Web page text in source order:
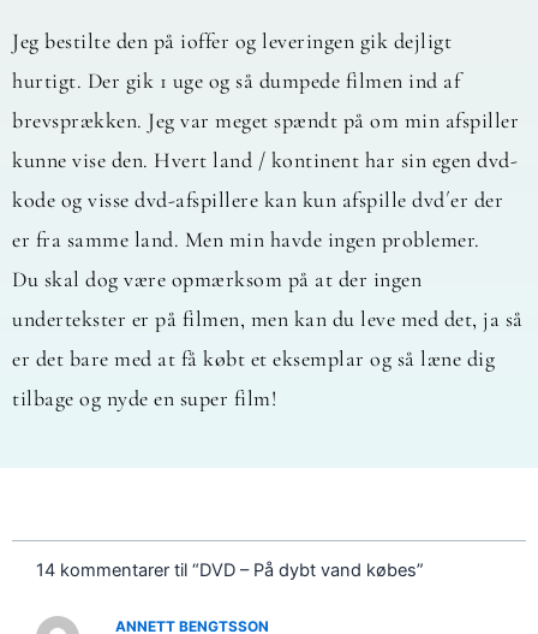
Jeg bestilte den på ioffer og leveringen gik dejligt
hurtigt. Der gik 1 uge og så dumpede filmen ind af
brevsprækken. Jeg var meget spændt på om min afspiller
kunne vise den. Hvert land / kontinent har sin egen dvd-
kode og visse dvd-afspillere kan kun afspille dvd´er der
er fra samme land. Men min havde ingen problemer.
Du skal dog være opmærksom på at der ingen
undertekster er på filmen, men kan du leve med det, ja så
er det bare med at få købt et eksemplar og så læne dig
tilbage og nyde en super film!
14 kommentarer til “DVD – På dybt vand købes”
ANNETT BENGTSSON